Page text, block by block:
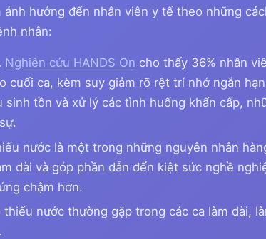
hưởng đến nhân viên y tế theo những
nhân:
Nghiên cứu HANDS On cho thấy 36% nhân
cuối ca, kèm suy giảm rõ rệt trí nhớ ngắn
sinh tồn và xử lý các tình huống khẩn cấp,
nước là một trong những nguyên nhân
dài và góp phần dẫn đến kiệt sức nghề
chậm hơn.
nước thường gặp trong các ca làm dài,